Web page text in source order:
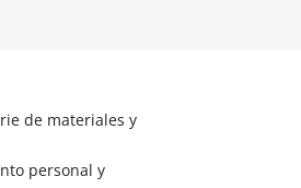
de materiales y
personal y